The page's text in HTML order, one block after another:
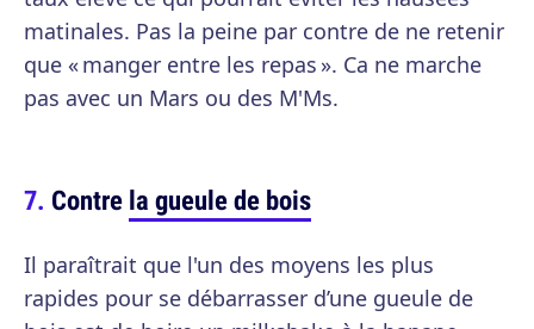
matinales. Pas la peine par contre de ne retenir
que « manger entre les repas ». Ca ne marche
pas avec un Mars ou des M'Ms.
Contrela gueule de bois
Il paraîtrait que l'un des moyens les plus
rapides pour se débarrasser d’une gueule de